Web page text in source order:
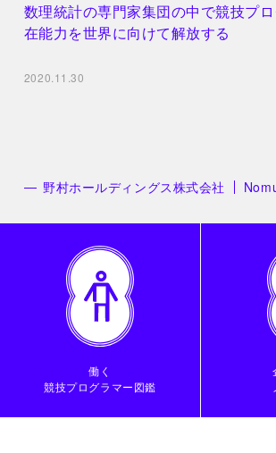
数理統計の専門家集団の中で競技プ
在能力を世界に向けて解放する
2020.11.30
野村ホールディングス株式会社
働く
競技プログラマー図鑑